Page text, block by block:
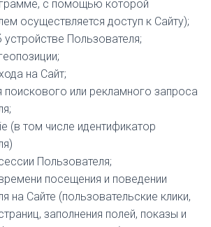
с помощью которой
осуществляется доступ к Сайту);
Пользователя;
на Сайт;
или рекламного запроса
(в том числе идентификатор
Пользователя;
посещения и поведении
на Сайте (пользовательские клики,
заполнения полей, показы и